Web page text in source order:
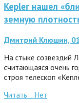
Kepler нашел
земную
Дмитрий Клюшин,
На стыке созвездий
считающаяся очень
строя телескоп
Читать .. Нет